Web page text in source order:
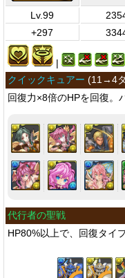
Lv.99
+297
|
クイックキュアー (11→4
回復力×8倍のHPを回復。
代行者の聖戦
HP80%以上で、回復タイ